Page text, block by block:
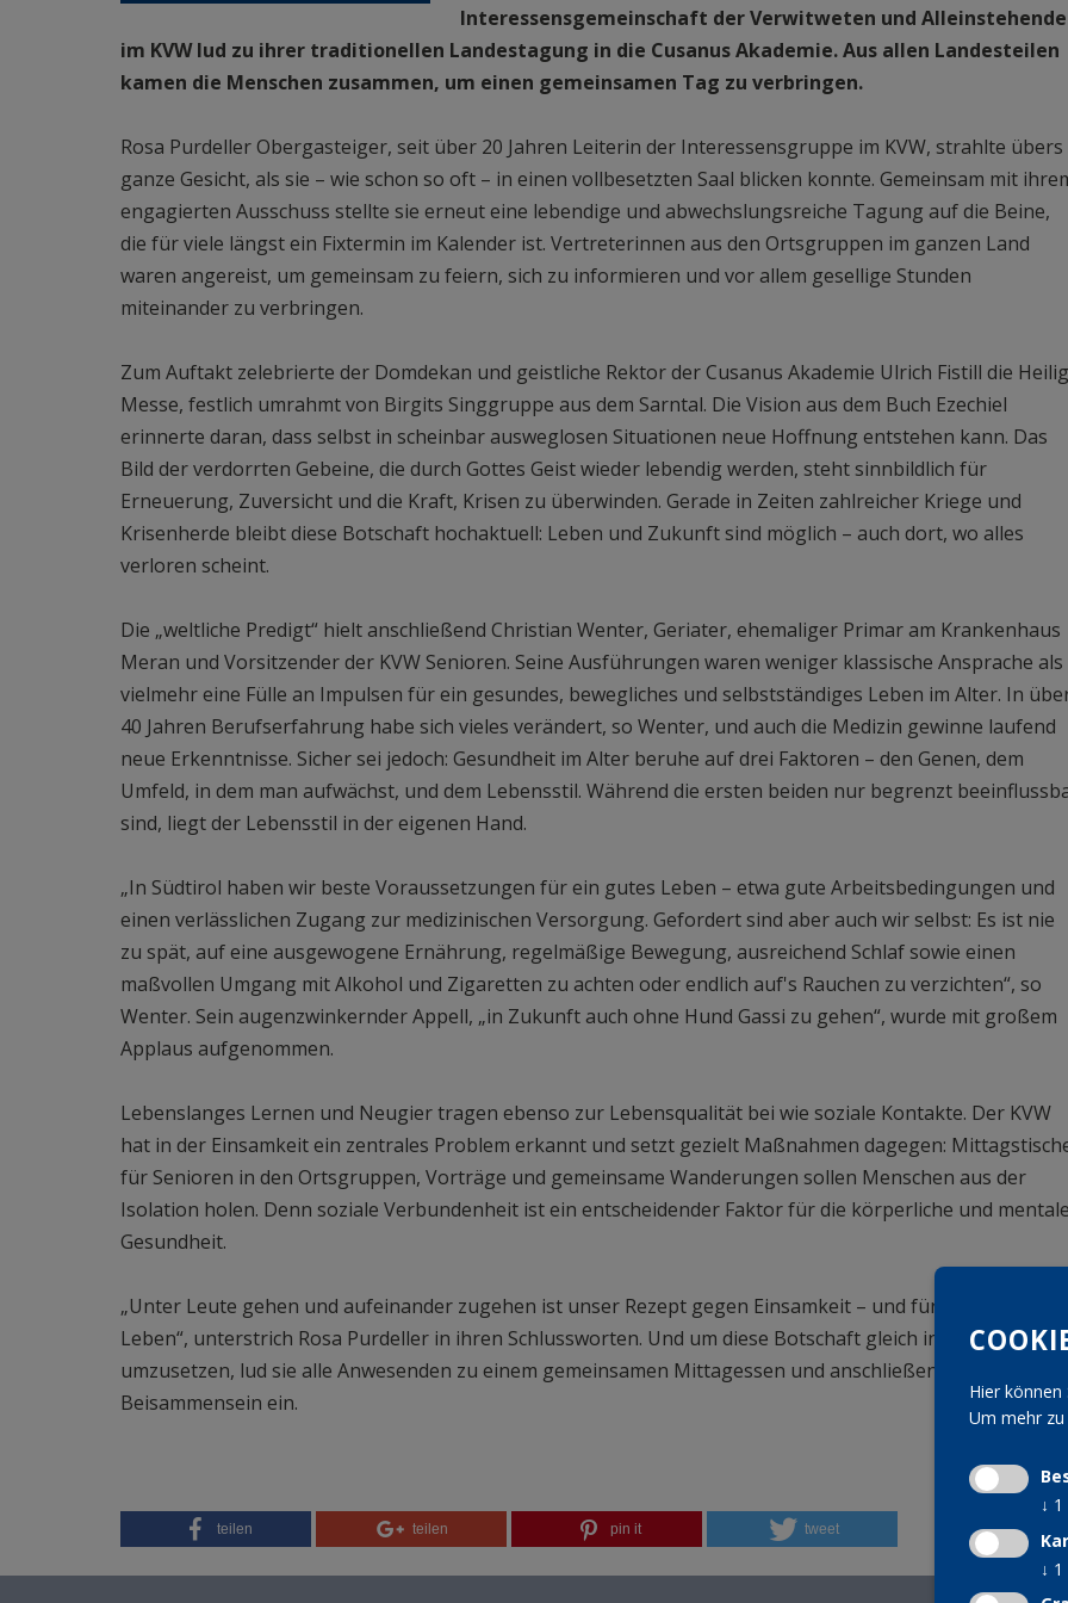
Interessensgemeinschaft der Verwitweten und
im KVW lud zu ihrer traditionellen Landestagung in die Cusanus Akademie. Aus allen Landesteilen
kamen die Menschen zusammen, um einen gemeinsamen Tag zu verbringen.
Rosa Purdeller Obergasteiger, seit über 20 Jahren Leiterin der Interessensgruppe im KVW, strahlte übers
ganze Gesicht, als sie – wie schon so oft – in einen vollbesetzten Saal blicken konnte. Gemeinsam mit
engagierten Ausschuss stellte sie erneut eine lebendige und abwechslungsreiche Tagung auf die Beine,
die für viele längst ein Fixtermin im Kalender ist. Vertreterinnen aus den Ortsgruppen im ganzen Land
waren angereist, um gemeinsam zu feiern, sich zu informieren und vor allem gesellige Stunden
miteinander zu verbringen.
Zum Auftakt zelebrierte der Domdekan und geistliche Rektor der Cusanus Akademie Ulrich Fistill die
Messe, festlich umrahmt von Birgits Singgruppe aus dem Sarntal. Die Vision aus dem Buch Ezechiel
erinnerte daran, dass selbst in scheinbar ausweglosen Situationen neue Hoffnung entstehen kann. Das
Bild der verdorrten Gebeine, die durch Gottes Geist wieder lebendig werden, steht sinnbildlich für
Erneuerung, Zuversicht und die Kraft, Krisen zu überwinden. Gerade in Zeiten zahlreicher Kriege und
Krisenherde bleibt diese Botschaft hochaktuell: Leben und Zukunft sind möglich – auch dort, wo alles
verloren scheint.
Die „weltliche Predigt“ hielt anschließend Christian Wenter, Geriater, ehemaliger Primar am Krankenhaus
Meran und Vorsitzender der KVW Senioren. Seine Ausführungen waren weniger klassische Ansprache als
vielmehr eine Fülle an Impulsen für ein gesundes, bewegliches und selbstständiges Leben im Alter. In
40 Jahren Berufserfahrung habe sich vieles verändert, so Wenter, und auch die Medizin gewinne laufend
neue Erkenntnisse. Sicher sei jedoch: Gesundheit im Alter beruhe auf drei Faktoren – den Genen, dem
Umfeld, in dem man aufwächst, und dem Lebensstil. Während die ersten beiden nur begrenzt
sind, liegt der Lebensstil in der eigenen Hand.
„In Südtirol haben wir beste Voraussetzungen für ein gutes Leben – etwa gute Arbeitsbedingungen und
einen verlässlichen Zugang zur medizinischen Versorgung. Gefordert sind aber auch wir selbst: Es ist nie
zu spät, auf eine ausgewogene Ernährung, regelmäßige Bewegung, ausreichend Schlaf sowie einen
maßvollen Umgang mit Alkohol und Zigaretten zu achten oder endlich auf's Rauchen zu verzichten“, so
Wenter. Sein augenzwinkernder Appell, „in Zukunft auch ohne Hund Gassi zu gehen“, wurde mit großem
Applaus aufgenommen.
Lebenslanges Lernen und Neugier tragen ebenso zur Lebensqualität bei wie soziale Kontakte. Der KVW
hat in der Einsamkeit ein zentrales Problem erkannt und setzt gezielt Maßnahmen dagegen:
für Senioren in den Ortsgruppen, Vorträge und gemeinsame Wanderungen sollen Menschen aus der
Isolation holen. Denn soziale Verbundenheit ist ein entscheidender Faktor für die körperliche und
Gesundheit.
„Unter Leute gehen und aufeinander zugehen ist unser Rezept gegen Einsamkeit – und für ein gesundes
Leben“, unterstrich Rosa Purdeller in ihren Schlussworten. Und um diese Botschaft gleich in die Tat
umzusetzen, lud sie alle Anwesenden zu einem gemeinsamen Mittagessen und anschließendem
Beisammensein ein.
teilen teilen pin it tweet
Hier
Um mehr
↓ 1
↓ 1